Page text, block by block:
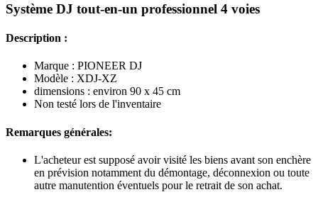
Système DJ tout-en-un professionnel 4 voies
Description :
Marque : PIONEER DJ
Modèle : XDJ-XZ
dimensions : environ 90 x 45 cm
Non testé lors de l'inventaire
Remarques générales:
L'acheteur est supposé avoir visité les biens avant son enchère
en prévision notamment du démontage, déconnexion ou toute
autre manutention éventuels pour le retrait de son achat.